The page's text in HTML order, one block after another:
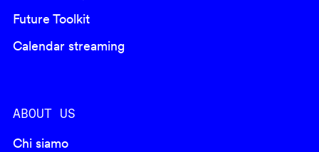
Future Toolkit
Calendar streaming
ABOUT US
Chi siamo